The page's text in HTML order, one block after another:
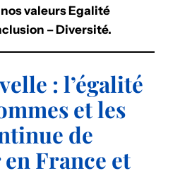
valeurs Egalité
– Diversité.
: l’égalité
et les
de
France et